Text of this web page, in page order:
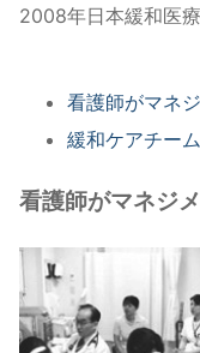
2008年日本緩和医療
看護師がマネ
緩和ケアチー
看護師がマネジ